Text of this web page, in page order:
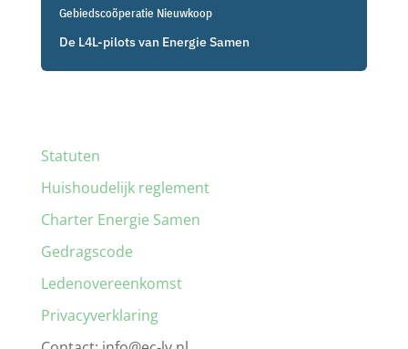
Gebiedscoöperatie Nieuwkoop
De L4L-pilots van Energie Samen
Statuten
Huishoudelijk reglement
Charter Energie Samen
Gedragscode
Ledenovereenkomst
Privacyverklaring